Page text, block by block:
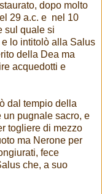
dopo molto
29 a.c. e nel 10
sul quale si
lo intitolò alla Salus
della Dea ma
acquedotti e
dal tempio della
un pugnale sacro, e
togliere di mezzo
ma Nerone per
fece
che, a suo